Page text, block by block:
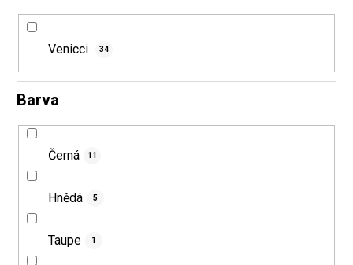
Venicci 34
Barva
Černá 11
Hnědá 5
Taupe 1